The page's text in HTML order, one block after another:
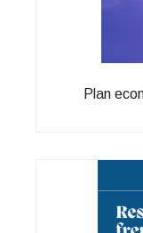
Plan